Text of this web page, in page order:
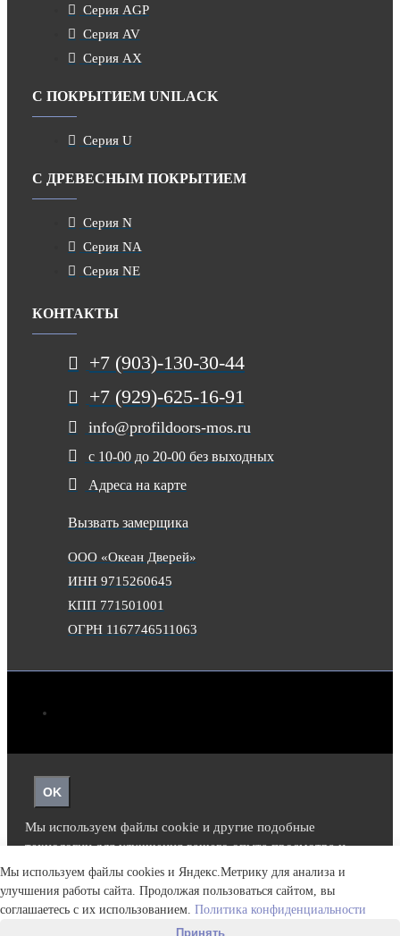
Мы используем файлы cookies и Яндекс.Метрику для анализа и
улучшения работы сайта. Продолжая пользоваться сайтом, вы
соглашаетесь с их использованием. Политика конфиденциальности
Принять
Серия AGP
Серия AV
Серия AX
С ПОКРЫТИЕМ UNILACK
Серия U
С ДРЕВЕСНЫМ ПОКРЫТИЕМ
Серия N
Серия NA
Серия NE
КОНТАКТЫ
+7 (903)-130-30-44
+7 (929)-625-16-91
info@profildoors-mos.ru
с 10-00 до 20-00 без выходных
Адреса на карте
Вызвать замерщика
ООО «Океан Дверей»
ИНН 9715260645
КПП 771501001
ОГРН 1167746511063
OK
Мы используем файлы cookie и другие подобные
технологии для улучшения вашего опыта просмотра и
функциональности нашего сайта.Подробнее.